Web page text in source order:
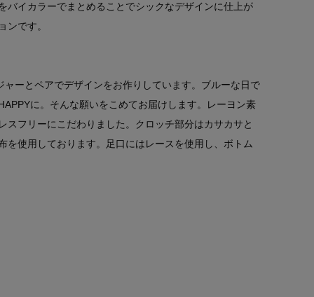
バイカラーでまとめることでシックなデザインに仕上が
ンです。
ーとペアでデザインをお作りしています。ブルーな日で
に。そんな願いをこめてお届けします。レーヨン素
スフリーにこだわりました。クロッチ部分はカサカサと
を使用しております。足口にはレースを使用し、ボトム